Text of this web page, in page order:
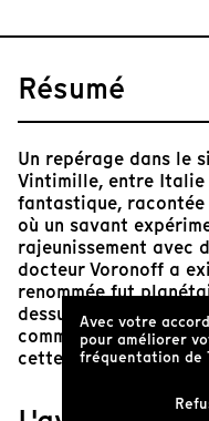
Résumé
Un repérage dans le
Vintimille, entre Italie
fantastique,
où un savant
rajeunissement avec
docteur Voronoff a
renommée fut
dessus de la frontière
comme si les
cette Riviera féérique
Avec votre
pour améliorer
fréquentation de